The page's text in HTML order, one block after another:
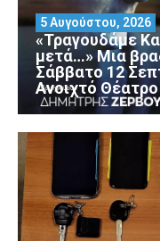
«Τραγουδάμε
μετά…» Μια
Σάββατο 12
Ανοιχτό
5 Αυγούστου, 2026